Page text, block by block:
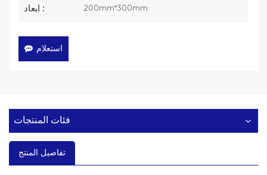
ابعاد : 200mm*300mm
استعلام
فئات المنتجات
تفاصيل المنتج